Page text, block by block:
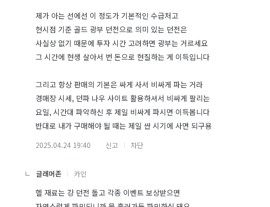
제가 아는 선에선 이 정도가 기본적인 수급처고
현시점 기준 골드 광부 던전으로 의미 있는 던전은
사실상 없기 때문에 투자 시간 고려하면 광부는 거르세요
그 시간에 현생 살아서 번 돈으로 현질하는 게 이득입니다
그리고 항상 판매의 기본은 싸게 사서 비싸게 파는 거라
경매장 시세, 던파 나우 사이트 활용하셔서 비싸게 팔리는
요일, 시간대 파악하신 후 제일 비싸게 파시면 이득봅니다
반대로 내가 구매해야 될 때는 제일 싼 시기에 사면 되구용
2025.04.24 19:40 신고 차단
글래머존 카인
헬 재료는 걍 던전 돌고 각종 이벤트 보상받으면